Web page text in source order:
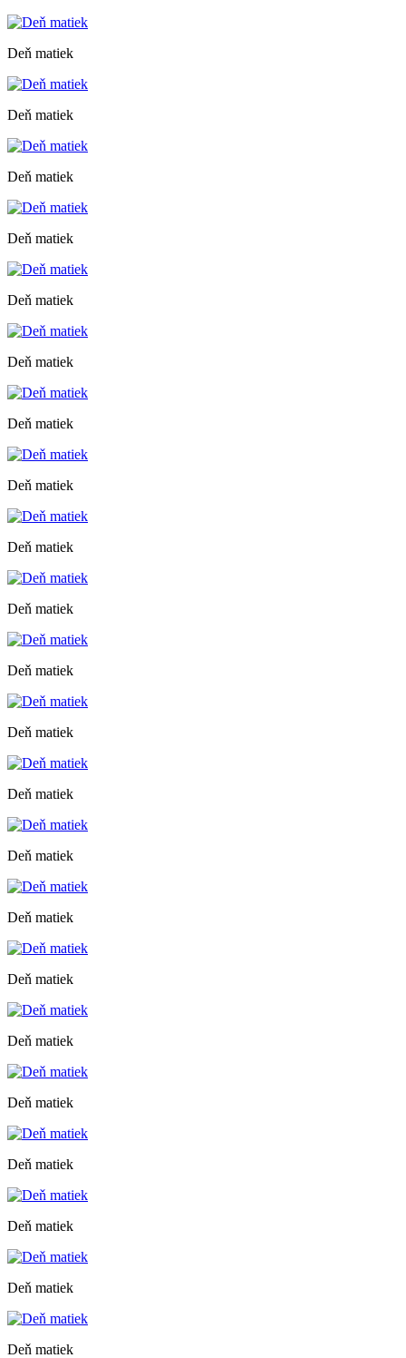
Deň matiek
Deň matiek
Deň matiek
Deň matiek
Deň matiek
Deň matiek
Deň matiek
Deň matiek
Deň matiek
Deň matiek
Deň matiek
Deň matiek
Deň matiek
Deň matiek
Deň matiek
Deň matiek
Deň matiek
Deň matiek
Deň matiek
Deň matiek
Deň matiek
Deň matiek